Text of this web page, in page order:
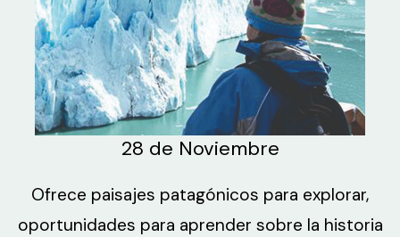
28 de Noviembre
Ofrece paisajes patagónicos para explorar,
oportunidades para aprender sobre la historia